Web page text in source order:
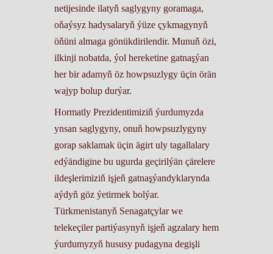
netijesinde ilatyň saglygyny goramaga,
oňaýsyz hadysalaryň ýüze çykmagynyň
öňüni almaga gönükdirilendir. Munuň özi,
ilkinji nobatda, ýol hereketine gatnaşýan
her bir adamyň öz howpsuzlygy üçin örän
wajyp bolup durýar.
Hormatly Prezidentimiziň ýurdumyzda
ynsan saglygyny, onuň howpsuzlygyny
gorap saklamak üçin ägirt uly tagallalary
edýändigine bu ugurda geçirilýän çärelere
ildeşlerimiziň işjeň gatnaşýandyklarynda
aýdyň göz ýetirmek bolýar.
Türkmenistanyň Senagatçylar we
telekeçiler partiýasynyň işjeň agzalary hem
ýurdumyzyň hususy pudagyna degişli